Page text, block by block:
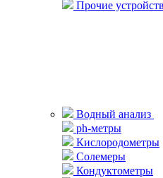
Прочие
Водный анализ
ph-метры
Кислородометры
Солемеры
Кондуктометры